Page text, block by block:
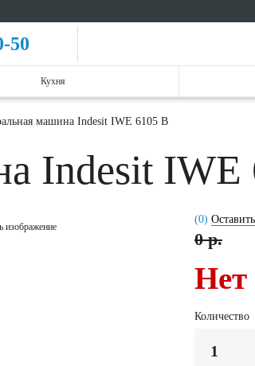
50
Кухня
машина Indesit IWE 6105 B
Indesit IWE
изображение
(0)
0 р.
Нет
Количество